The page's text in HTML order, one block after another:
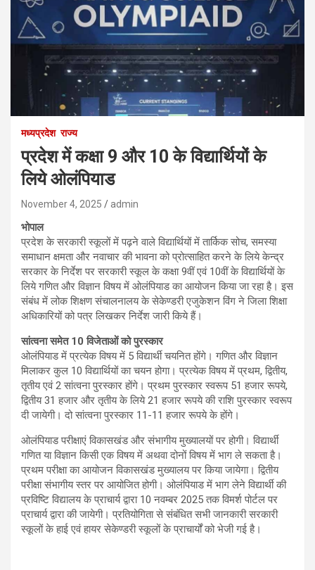
मध्यप्रदेश राज्य
प्रदेश में कक्षा 9 और 10 के विद्यार्थियों के
लिये ओलंपियाड
November 4, 2025 admin
भोपाल
प्रदेश के सरकारी स्कूलों में पढ़ने वाले विद्यार्थियों में तार्किक सोच, समस्या
समाधान क्षमता और नवाचार की भावना को प्रोत्साहित करने के लिये केन्द्र
सरकार के निर्देश पर सरकारी स्कूल के कक्षा 9वीं एवं 10वीं के विद्यार्थियों के
लिये गणित और विज्ञान विषय में ओलंपियाड का आयोजन किया जा रहा है। इस
संबंध में लोक शिक्षण संचालनालय के सेकेण्डरी एजुकेशन विंग ने जिला शिक्षा
अधिकारियों को पत्र लिखकर निर्देश जारी किये हैं।
सांत्वना समेत 10 विजेताओं को पुरस्कार
ओलंपियाड में प्रत्येक विषय में 5 विद्यार्थी चयनित होंगे। गणित और विज्ञान
मिलाकर कुल 10 विद्यार्थियों का चयन होगा। प्रत्येक विषय में प्रथम, द्वितीय,
तृतीय एवं 2 सांत्वना पुरस्कार होंगे। प्रथम पुरस्कार स्वरूप 51 हजार रूपये,
द्वितीय 31 हजार और तृतीय के लिये 21 हजार रूपये की राशि पुरस्कार स्वरूप
दी जायेगी। दो सांत्वना पुरस्कार 11-11 हजार रूपये के होंगे।
ओलंपियाड परीक्षाएं विकासखंड और संभागीय मुख्यालयों पर होगी। विद्यार्थी
गणित या विज्ञान किसी एक विषय में अथवा दोनों विषय में भाग ले सकता है।
प्रथम परीक्षा का आयोजन विकासखंड मुख्यालय पर किया जायेगा। द्वितीय
परीक्षा संभागीय स्तर पर आयोजित होगी। ओलंपियाड में भाग लेने विद्यार्थी की
प्रविष्टि विद्यालय के प्राचार्य द्वारा 10 नवम्बर 2025 तक विमर्श पोर्टल पर
प्राचार्य द्वारा की जायेगी। प्रतियोगिता से संबंधित सभी जानकारी सरकारी
स्कूलों के हाई एवं हायर सेकेण्डरी स्कूलों के प्राचार्यों को भेजी गई है।